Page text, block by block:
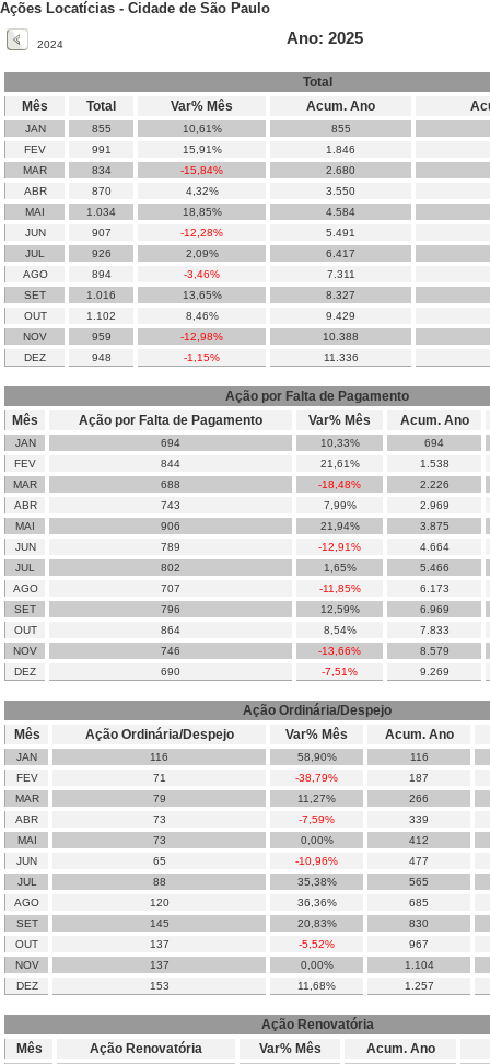
Ações Locatícias - Cidade de São Paulo
2024 Ano: 2025
Total
Mês
Total Var% Mês Acum. Ano
JAN 855 10,61%
855
FEV
991 15,91%
1.846
MAR
834 -15,84%
2.680
ABR
870 4,32%
3.550
MAI
1.034 18,85%
4.584
JUN
907 -12,28%
5.491
JUL
926 2,09%
6.417
AGO
894 -3,46%
7.311
SET
1.016 13,65%
8.327
OUT
1.102 8,46%
9.429
NOV
959 -12,98%
10.388
DEZ
948 -1,15% 11.336
Ação por Falta de Pagamento
Mês
Ação por Falta de Pagamento Var% Mês Acum. Ano
JAN 694 10,33%
694
FEV
844 21,61%
1.538
MAR
688 -18,48%
2.226
ABR
743 7,99%
2.969
MAI
906 21,94%
3.875
JUN
789 -12,91%
4.664
JUL
802 1,65%
5.466
AGO
707 -11,85%
6.173
SET
796 12,59%
6.969
OUT
864 8,54%
7.833
NOV
746 -13,66%
8.579
DEZ
690 -7,51% 9.269
Ação Ordinária/Despejo
Mês
Ação Ordinária/Despejo Var% Mês Acum. Ano
JAN 116 58,90%
116
FEV
71 -38,79%
187
MAR
79 11,27%
266
ABR
73 -7,59%
339
MAI
73 0,00%
412
JUN
65 -10,96%
477
JUL
88 35,38%
565
AGO
120 36,36%
685
SET
145 20,83%
830
OUT
137 -5,52%
967
NOV
137 0,00%
1.104
DEZ
153 11,68% 1.257
Ação Renovatória
Mês
Ação Renovatória Var% Mês Acum. Ano